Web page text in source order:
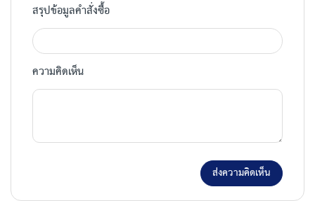
สรุปข้อมูลคำสั่งซื้อ
ความคิดเห็น
ส่งความคิดเห็น